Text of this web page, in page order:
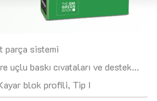
parça sistemi
uçlu baskı cıvataları ve destek...
blok profili, Tip I